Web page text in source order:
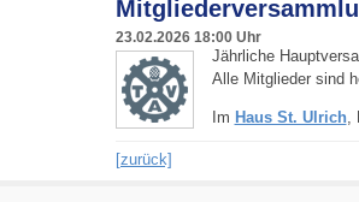
23.02.2026 18:00 Uhr
Jährliche
Alle Mitglieder sind
Im Haus St. Ulrich,
[zurück]